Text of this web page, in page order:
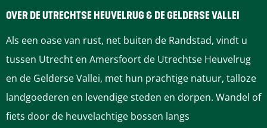
OVER DE UTRECHTSE HEUVELRUG & DE GELDERSE VALLEI
Als een oase van rust, net buiten de Randstad, vindt u
tussen Utrecht en Amersfoort de Utrechtse Heuvelrug
en de Gelderse Vallei, met hun prachtige natuur, talloze
landgoederen en levendige steden en dorpen. Wandel of
fiets door de heuvelachtige bossen langs